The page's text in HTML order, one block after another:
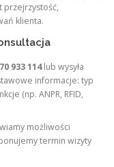
przejrzystość,
klienta.
933 114lub wysyła
informacje: typ
(np. ANPR, RFID,
możliwości
termin wizyty